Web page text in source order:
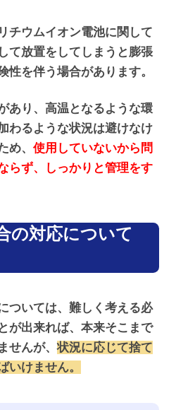
チウムイオン電池に関して
て放置をしてしまうと膨張
性を伴う場合があります。
あり、高温となるような環
わるような状況は避けなけ
め、 使用していないから問
らず、しっかりと管理をす
の対応について
ついては、難しく考える必
が出来れば、本来そこまで
せんが、状況に応じて捨て
いけません。